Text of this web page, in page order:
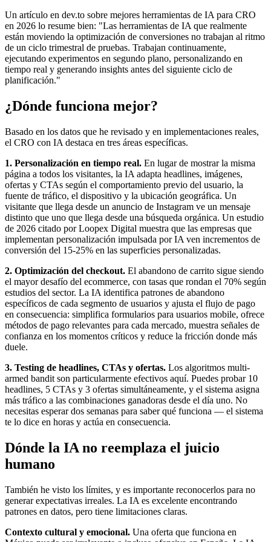
Un artículo en dev.to sobre mejores herramientas de IA para CRO
en 2026 lo resume bien: "Las herramientas de IA que realmente
están moviendo la optimización de conversiones no trabajan al ritmo
de un ciclo trimestral de pruebas. Trabajan continuamente,
ejecutando experimentos en segundo plano, personalizando en
tiempo real y generando insights antes del siguiente ciclo de
planificación."
¿Dónde funciona mejor?
Basado en los datos que he revisado y en implementaciones reales,
el CRO con IA destaca en tres áreas específicas.
1. Personalización en tiempo real. En lugar de mostrar la misma
página a todos los visitantes, la IA adapta headlines, imágenes,
ofertas y CTAs según el comportamiento previo del usuario, la
fuente de tráfico, el dispositivo y la ubicación geográfica. Un
visitante que llega desde un anuncio de Instagram ve un mensaje
distinto que uno que llega desde una búsqueda orgánica. Un estudio
de 2026 citado por Loopex Digital muestra que las empresas que
implementan personalización impulsada por IA ven incrementos de
conversión del 15-25% en las superficies personalizadas.
2. Optimización del checkout. El abandono de carrito sigue siendo
el mayor desafío del ecommerce, con tasas que rondan el 70% según
estudios del sector. La IA identifica patrones de abandono
específicos de cada segmento de usuarios y ajusta el flujo de pago
en consecuencia: simplifica formularios para usuarios mobile, ofrece
métodos de pago relevantes para cada mercado, muestra señales de
confianza en los momentos críticos y reduce la fricción donde más
duele.
3. Testing de headlines, CTAs y ofertas. Los algoritmos multi-
armed bandit son particularmente efectivos aquí. Puedes probar 10
headlines, 5 CTAs y 3 ofertas simultáneamente, y el sistema asigna
más tráfico a las combinaciones ganadoras desde el día uno. No
necesitas esperar dos semanas para saber qué funciona — el sistema
te lo dice en horas y actúa en consecuencia.
Dónde la IA no reemplaza el juicio
humano
También he visto los límites, y es importante reconocerlos para no
generar expectativas irreales. La IA es excelente encontrando
patrones en datos, pero tiene limitaciones claras.
Contexto cultural y emocional. Una oferta que funciona en